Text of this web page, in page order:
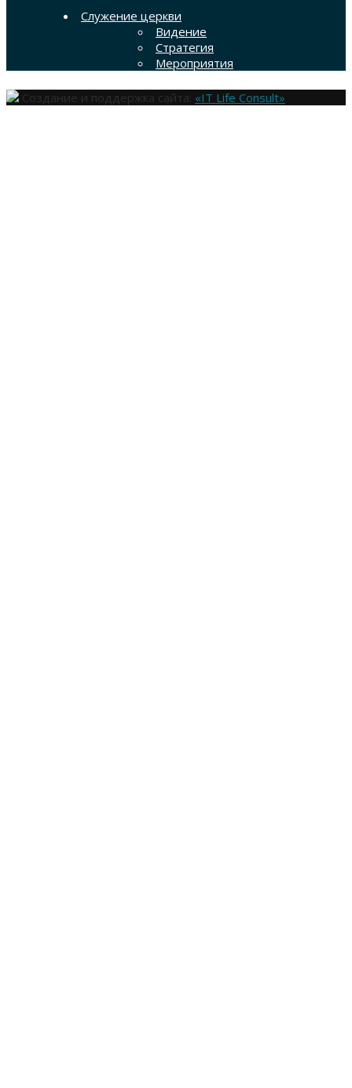
Служение церкви
Видение
Стратегия
Мероприятия
Создание и поддержка сайта: «IT Life Consult»